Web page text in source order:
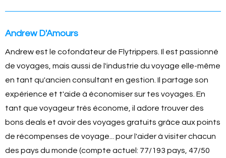
Andrew D'Amours
Andrew est le cofondateur de Flytrippers. Il est passionné
de voyages, mais aussi de l'industrie du voyage elle-même
en tant qu'ancien consultant en gestion. Il partage son
expérience et t'aide à économiser sur tes voyages. En
tant que voyageur très économe, il adore trouver des
bons deals et avoir des voyages gratuits grâce aux points
de récompenses de voyage... pour l'aider à visiter chacun
des pays du monde (compte actuel: 77/193 pays, 47/50